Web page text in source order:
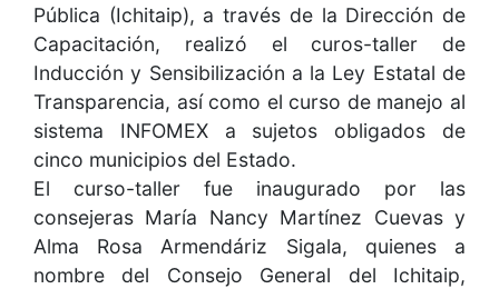
Pública (Ichitaip), a través de la Dirección de
Capacitación, realizó el curos-taller de
Inducción y Sensibilización a la Ley Estatal de
Transparencia, así como el curso de manejo al
sistema INFOMEX a sujetos obligados de
cinco municipios del Estado.
El curso-taller fue inaugurado por las
consejeras María Nancy Martínez Cuevas y
Alma Rosa Armendáriz Sigala, quienes a
nombre del Consejo General del Ichitaip,